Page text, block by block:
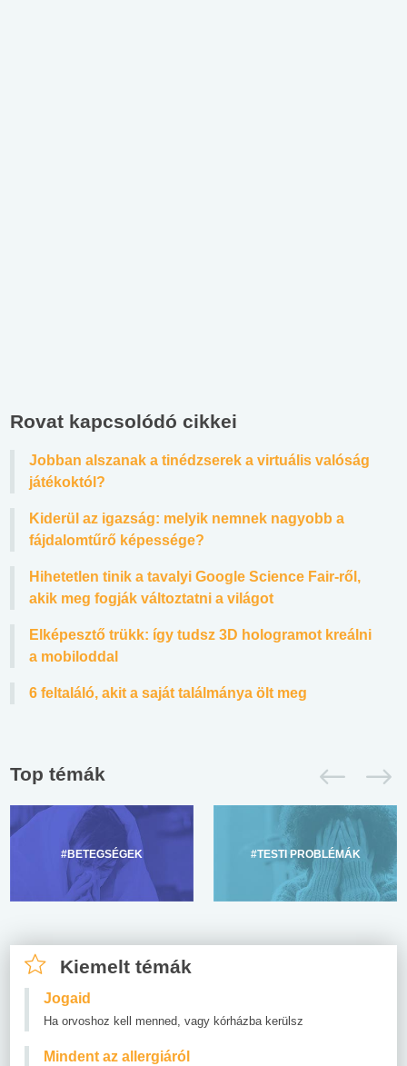
Rovat kapcsolódó cikkei
Jobban alszanak a tinédzserek a virtuális valóság
játékoktól?
Kiderül az igazság: melyik nemnek nagyobb a
fájdalomtűrő képessége?
Hihetetlen tinik a tavalyi Google Science Fair-ről,
akik meg fogják változtatni a világot
Elképesztő trükk: így tudsz 3D hologramot kreálni
a mobiloddal
6 feltaláló, akit a saját találmánya ölt meg
Top témák
#BETEGSÉGEK #TESTI PROBLÉMÁK
Kiemelt témák
Jogaid
Ha orvoshoz kell menned, vagy kórházba kerülsz
Mindent az allergiáról